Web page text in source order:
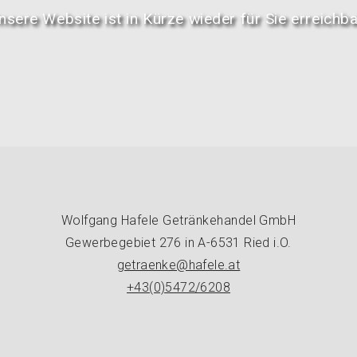
Website ist in Kürze wieder für Sie
Wolfgang Hafele Getränkehandel GmbH
Gewerbegebiet 276 in A-6531 Ried i.O.
getraenke@hafele.at
+43(0)5472/6208